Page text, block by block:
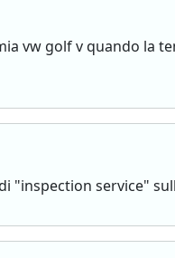
vw golf v quando la
service"